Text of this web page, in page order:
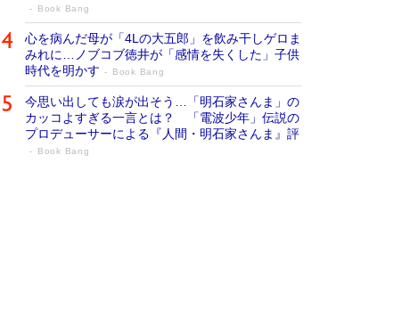
Book Bang
心を病んだ母が「4Lの大五郎」を飲み干しゲロま
みれに…ノブコブ徳井が「感情を失くした」子供
時代を明かす
Book Bang
今思い出しても涙が出そう…「明石家さんま」の
カッコよすぎる一言とは？ 「電波少年」伝説の
プロデューサーによる『人間・明石家さんま』評
Book Bang